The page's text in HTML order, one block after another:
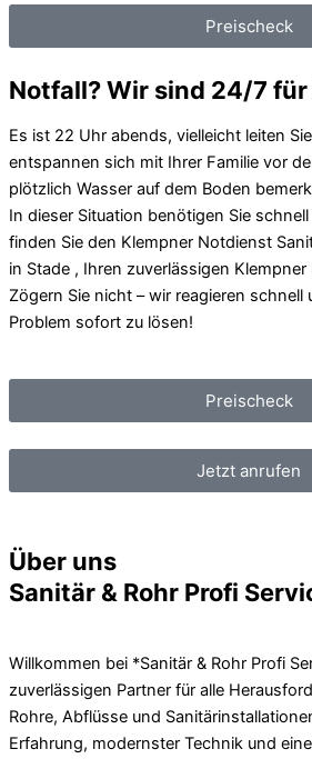
Preischeck
Notfall? Wir sind 24/7 für
Es ist 22 Uhr abends, vielleicht leiten
entspannen sich mit Ihrer Familie vor
plötzlich Wasser auf dem Boden
In dieser Situation benötigen Sie
finden Sie den Klempner Notdienst
in Stade , Ihren zuverlässigen
Zögern Sie nicht – wir reagieren schnell
Problem sofort zu lösen!
Preischeck
Jetzt anrufen
Über uns
Sanitär & Rohr Profi
Willkommen bei *Sanitär & Rohr Profi
zuverlässigen Partner für alle
Rohre, Abflüsse und
Erfahrung, modernster Technik und